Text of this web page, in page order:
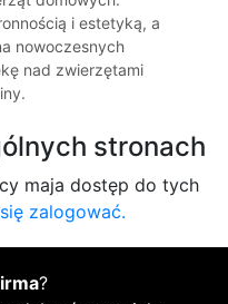
i estetyką, a
nowoczesnych
nad zwierzętami
stronach
maja dostęp do tych
zalogować.
?